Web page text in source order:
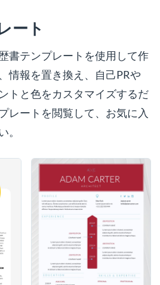
ート
書テンプレートを使用して作
情報を置き換え、自己PRや
トと色をカスタマイズするだ
レートを閲覧して、お気に入
。